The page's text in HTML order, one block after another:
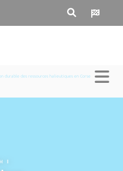
durable des ressources halieutiques en Corse
|